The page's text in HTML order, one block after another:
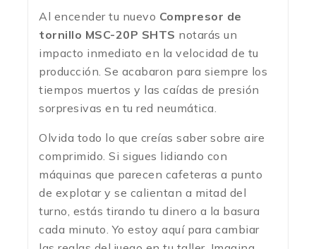
Al encender tu nuevo Compresor de
tornillo MSC-20P SHTS notarás un
impacto inmediato en la velocidad de tu
producción. Se acabaron para siempre los
tiempos muertos y las caídas de presión
sorpresivas en tu red neumática.
Olvida todo lo que creías saber sobre aire
comprimido. Si sigues lidiando con
máquinas que parecen cafeteras a punto
de explotar y se calientan a mitad del
turno, estás tirando tu dinero a la basura
cada minuto. Yo estoy aquí para cambiar